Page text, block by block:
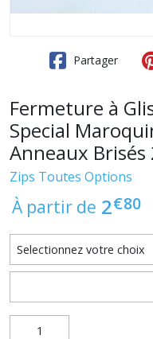
Partager
Fermeture à
Special
Anneaux Brisés
Zips Toutes Options
À partir de 2€80